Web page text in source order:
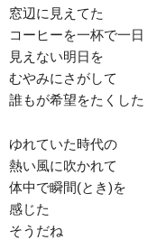
窓辺に見えてた
コーヒーを一杯で一日
見えない明日を
むやみにさがして
誰もが希望をたくした
ゆれていた時代の
熱い風に吹かれて
体中で瞬間(とき)を
感じた
そうだね